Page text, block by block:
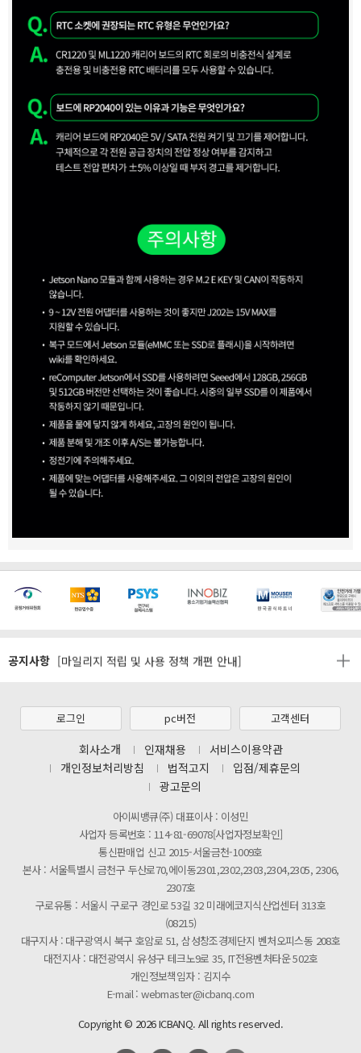
공지사항
[마일리지 적립 및 사용 정책 개편 안내]
[2026년 8월 신용카드 무이자 행사 안내]
[마일리지 적립 및 사용 정책 개편 안내]
제31기 정기주주총회 소집통지서
[마일리지 적립 및 사용 정책 개편 안내]
로그인 pc버전 고객센터
회사소개 인재채용
서비스이용약관
개인정보처리방침
법적고지
입점/제휴문의
광고문의
아이씨뱅큐(주) 대표이사 : 이성민
사업자 등록번호 : 114-81-69078[사업자정보확인]
통신판매업 신고 2015-서울금천-1009호
본사 : 서울특별시 금천구 두산로70,에이동2301,2302,2303,2304,2305, 2306,
2307호
구로유통 : 서울시 구로구 경인로 53길 32 미래에코지식산업센터 313호
(08215)
대구지사 : 대구광역시 북구 호암로 51, 삼성창조경제단지 벤처오피스동 208호
대전지사 : 대전광역시 유성구 테크노9로 35, IT전용벤처타운 502호
개인정보책임자 : 김지수
E-mail : webmaster@icbanq.com
Copyright © 2026 ICBANQ. All rights reserved.